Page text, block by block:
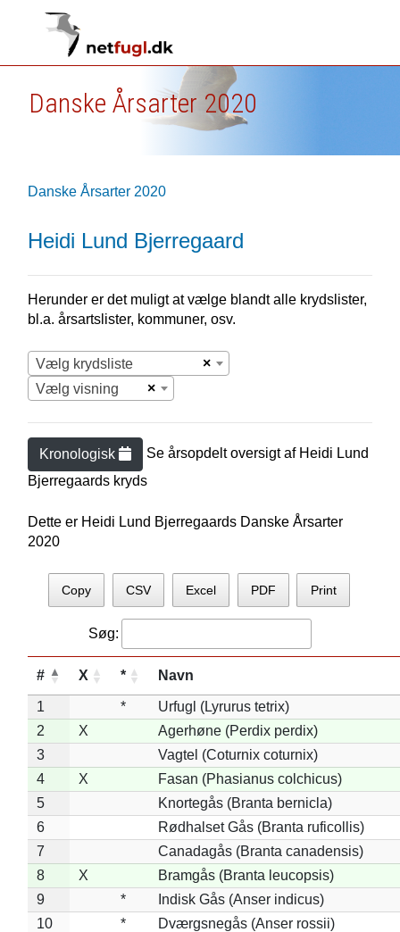
Danske Årsarter 2020
Danske Årsarter 2020
Heidi Lund Bjerregaard
Herunder er det muligt at vælge blandt alle krydslister,
bl.a. årsartslister, kommuner, osv.
×
Vælg krydsliste
×
Vælg visning
Kronologisk Se årsopdelt oversigt af Heidi Lund
Bjerregaards kryds
Dette er Heidi Lund Bjerregaards Danske Årsarter
2020
Copy CSV Excel PDF Print
Søg:
# X * Navn
1 *
Urfugl (Lyrurus tetrix)
2
X
Agerhøne (Perdix perdix)
3
Vagtel (Coturnix coturnix)
4
X
Fasan (Phasianus colchicus)
5
Knortegås (Branta bernicla)
6
Rødhalset Gås (Branta ruficollis)
7
Canadagås (Branta canadensis)
8
X
Bramgås (Branta leucopsis)
9
*
Indisk Gås (Anser indicus)
10
*
Dværgsnegås (Anser rossii)